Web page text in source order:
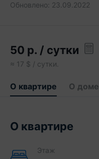
Обновлено: 23.09.2022
50 р. / сутки
≈ 17 $ / сутки.
О квартире О доме
О квартире
Этаж